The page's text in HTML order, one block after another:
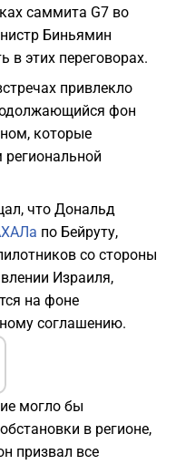
саммита G7 во
Биньямин
в этих переговорах.
привлекло
фон
которые
что Дональд
по Бейруту,
со стороны
Израиля,
на фоне
соглашению.
могло бы
в регионе,
призвал все